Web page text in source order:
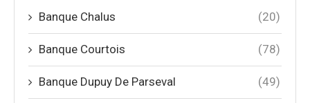
Banque Chalus (20)
Banque Courtois (78)
Banque Dupuy De Parseval (49)